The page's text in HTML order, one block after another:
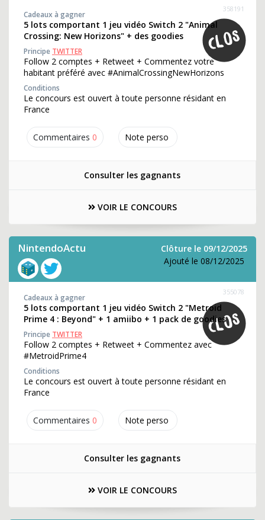
Commentaires 0 Note perso
358191
Cadeaux à gagner
5 lots comportant 1 jeu vidéo Switch 2 "Animal
Crossing: New Horizons" + des goodies
Principe TWITTER
Follow 2 comptes + Retweet + Commentez votre
habitant préféré avec #AnimalCrossingNewHorizons
Conditions
Le concours est ouvert à toute personne résidant en
France
Consulter les gagnants
VOIR LE CONCOURS
NintendoActu
Clôture le 09/12/2025
Ajouté le 08/12/2025
Commentaires 0 Note perso
355078
Cadeaux à gagner
5 lots comportant 1 jeu vidéo Switch 2 "Metroid
Prime 4 : Beyond" + 1 amiibo + 1 pack de goodies
Principe TWITTER
Follow 2 comptes + Retweet + Commentez avec
#MetroidPrime4
Conditions
Le concours est ouvert à toute personne résidant en
France
Consulter les gagnants
VOIR LE CONCOURS